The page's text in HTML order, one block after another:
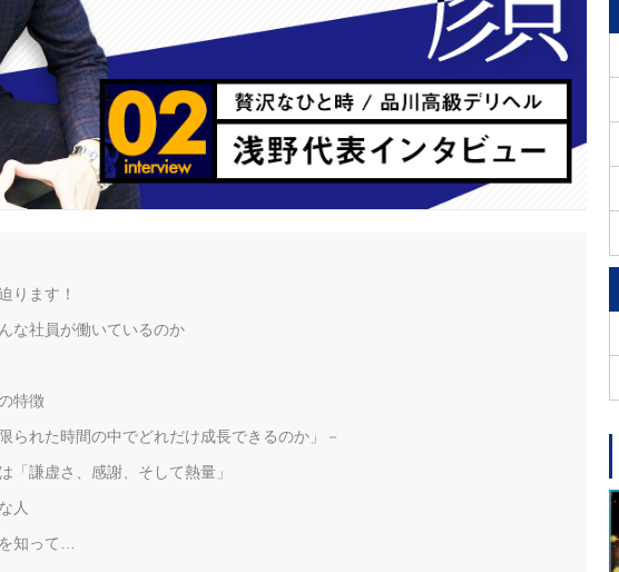
ります！
な社員が働いているのか
特徴
られた時間の中でどれだけ成長できるのか」－
「謙虚さ、感謝、そして熱量」
人
知って…